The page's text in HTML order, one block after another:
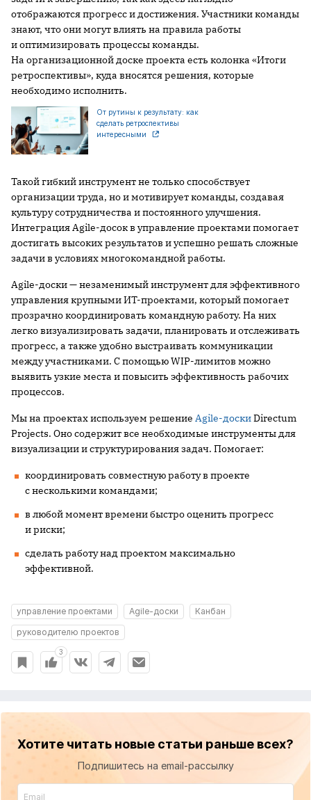
отображаются прогресс и достижения. Участники команды
знают, что они могут влиять на правила работы
и оптимизировать процессы команды.
На организационной доске проекта есть колонка «Итоги
ретроспективы», куда вносятся решения, которые
необходимо исполнить.
От рутины к результату: как
сделать ретроспективы
интересными
Такой гибкий инструмент не только способствует
организации труда, но и мотивирует команды, создавая
культуру сотрудничества и постоянного улучшения.
Интеграция Agile-досок в управление проектами помогает
достигать высоких результатов и успешно решать сложные
задачи в условиях многокомандной работы.
Agile-доски — незаменимый инструмент для эффективного
управления крупными ИТ-проектами, который помогает
прозрачно координировать командную работу. На них
легко визуализировать задачи, планировать и отслеживать
прогресс, а также удобно выстраивать коммуникации
между участниками. С помощью WIP-лимитов можно
выявить узкие места и повысить эффективность рабочих
процессов.
Мы на проектах используем решение Agile-доскиDirectum
Projects. Оно содержит все необходимые инструменты для
визуализации и структурирования задач. Помогает:
координировать совместную работу в проекте
с несколькими командами;
в любой момент времени быстро оценить прогресс
и риски;
сделать работу над проектом максимально
эффективной.
управление проектами Agile-доски
Канбан
руководителю проектов
3
Хотите читать новые статьи раньше всех?
Подпишитесь на email-рассылку